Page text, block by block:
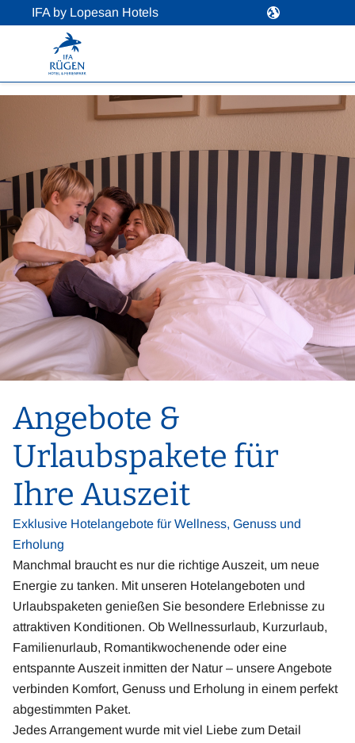
IFA by Lopesan Hotels
Angebote &
Urlaubspakete für
Ihre Auszeit
Exklusive Hotelangebote für Wellness, Genuss und
Erholung
Manchmal braucht es nur die richtige Auszeit, um neue
Energie zu tanken. Mit unseren Hotelangeboten und
Urlaubspaketen genießen Sie besondere Erlebnisse zu
attraktiven Konditionen. Ob Wellnessurlaub, Kurzurlaub,
Familienurlaub, Romantikwochenende oder eine
entspannte Auszeit inmitten der Natur – unsere Angebote
verbinden Komfort, Genuss und Erholung in einem perfekt
abgestimmten Paket.
Jedes Arrangement wurde mit viel Liebe zum Detail